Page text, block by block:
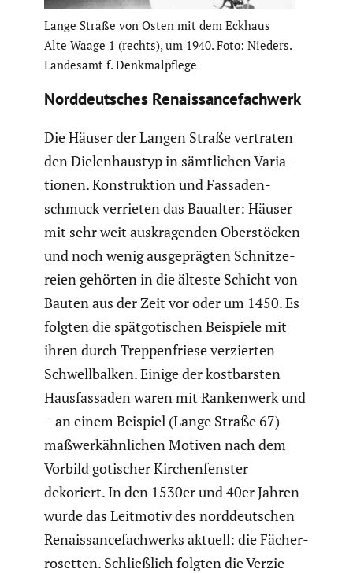
Lange Straße von Osten mit dem Eckhaus
Alte Waage 1 (rechts), um 1940. Foto: Nieders.
Landesamt f. Denkmal­pflege
Norddeut­sches Renais­sance­fach­werk
Die Häuser der Langen Straße vertraten
den Dielen­haustyp in sämtli­chen Varia­
tionen. Konstruk­tion und Fassa­den­
schmuck verrieten das Baualter: Häuser
mit sehr weit auskra­genden Oberstö­cken
und noch wenig ausge­prägten Schnit­ze­
reien gehörten in die älteste Schicht von
Bauten aus der Zeit vor oder um 1450. Es
folgten die spätgo­ti­schen Beispiele mit
ihren durch Treppen­friese verzierten
Schwell­balken. Einige der kostbarsten
Hausfas­saden waren mit Ranken­werk und
– an einem Beispiel (Lange Straße 67) –
maßwerk­ähn­li­chen Motiven nach dem
Vorbild gotischer Kirchen­fenster
dekoriert. In den 1530er und 40er Jahren
wurde das Leitmotiv des norddeut­schen
Renais­sance­fach­werks aktuell: die Fächer­
ro­setten. Schließ­lich folgten die Verzie­